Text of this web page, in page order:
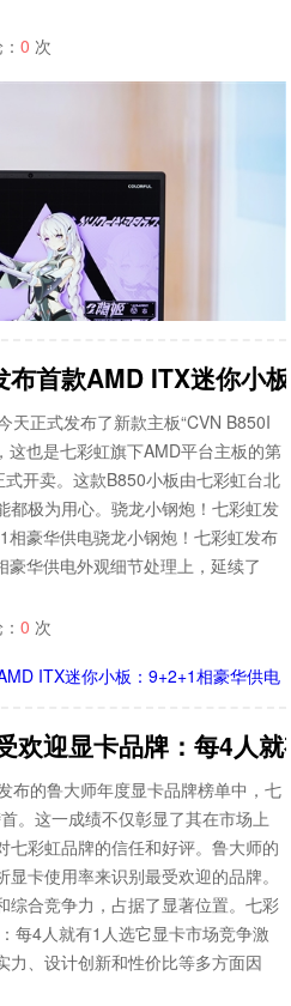
：0 次
首款AMD ITX迷你小
天正式发布了新款主板“CVN B850I
这也是七彩虹旗下AMD平台主板的第
开卖。这款B850小板由七彩虹台北
都极为用心。骁龙小钢炮！七彩虹发
豪华供电骁龙小钢炮！七彩虹发布
华供电外观细节处理上，延续了
：0 次
欢迎显卡品牌：每4人
布的鲁大师年度显卡品牌榜单中，七
。这一成绩不仅彰显了其在市场上
七彩虹品牌的信任和好评。鲁大师的
卡使用率来识别最受欢迎的品牌。
综合竞争力，占据了显著位置。七彩
每4人就有1人选它显卡市场竞争激
力、设计创新和性价比等多方面因